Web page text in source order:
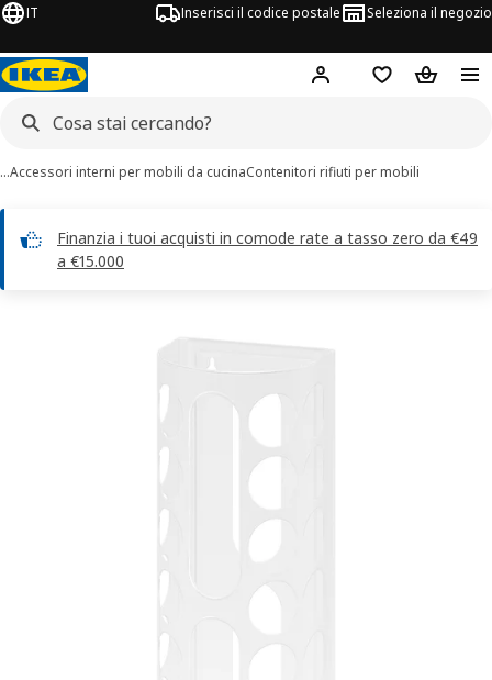
IT Inserisci il codice postale Seleziona il negozio
Hej! AccediLista deiCarrello
…Accessori interni per mobili da cucinaContenitori rifiuti per mobili
Finanzia i tuoi acquisti in comode rate a tasso zero da €49
a €15.000